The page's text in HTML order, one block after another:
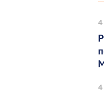
4
4